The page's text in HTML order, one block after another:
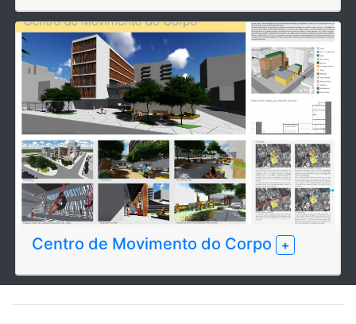
Centro de Movimento do Corpo +